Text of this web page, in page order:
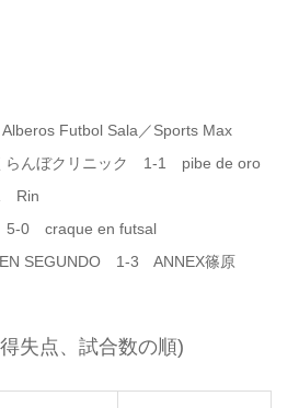
Futbol Sala／Sports Max
らんぼクリニック 1-1 pibe de oro
Rin
5-0 craque en futsal
SEGUNDO 1-3 ANNEX篠原
失点、試合数の順)